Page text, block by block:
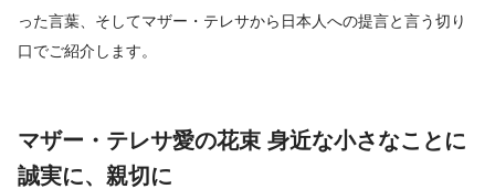
った言葉、そしてマザー・テレサから日本人への提言と言う切り
口でご紹介します。
マザー・テレサ愛の花束 身近な小さなことに
誠実に、親切に